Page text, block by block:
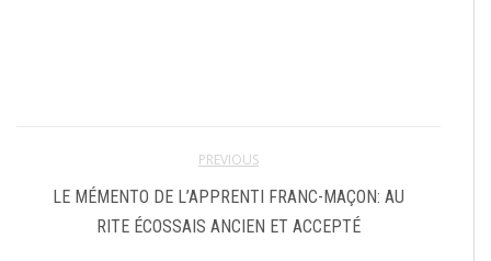
PREVIOUS
LE MÉMENTO DE L’APPRENTI FRANC-MAÇON: AU
RITE ÉCOSSAIS ANCIEN ET ACCEPTÉ